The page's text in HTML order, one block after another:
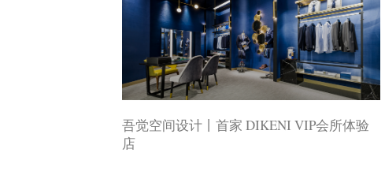
吾觉空间设计丨首家 DIKENI VIP会所体验
店